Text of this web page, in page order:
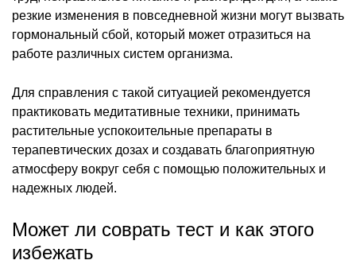
резкие изменения в повседневной жизни могут вызвать
гормональный сбой, который может отразиться на
работе различных систем организма.
Для справления с такой ситуацией рекомендуется
практиковать медитативные техники, принимать
растительные успокоительные препараты в
терапевтических дозах и создавать благоприятную
атмосферу вокруг себя с помощью положительных и
надежных людей.
Может ли соврать тест и как этого
избежать